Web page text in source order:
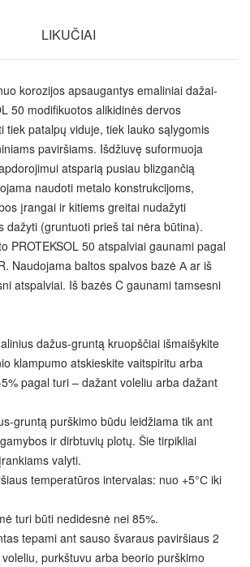
LIKUČIAI
korozijos apsaugantys emaliniai dažai-
50 modifikuotos alikidinės dervos
tiek patalpų viduje, tiek lauko sąlygomis
paviršiams. Išdžiuvę suformuoja
atsparią pusiau blizgančią
naudoti metalo konstrukcijoms,
įrangai ir kitiems greitai nudažyti
dažyti (gruntuoti prieš tai nėra būtina).
PROTEKSOL 50 atspalviai gaunami pagal
Naudojama baltos spalvos bazė А ar iš
atspalviai. Iš bazės C gaunami tamsesni
dažus-gruntą kruopščiai išmaišykite
klampumo atskieskite vaitspiritu arba
pagal turi – dažant voleliu arba dažant
gruntą purškimo būdu leidžiama tik ant
ir dirbtuvių plotų. Šie tirpikliai
valyti.
temperatūros intervalas: nuo +5°С iki
turi būti nedidesnė nei 85%.
tepami ant sauso švaraus paviršiaus 2
purkštuvu arba beorio purškimo